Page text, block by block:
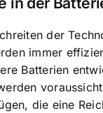
der
immer
Batterien
die eine